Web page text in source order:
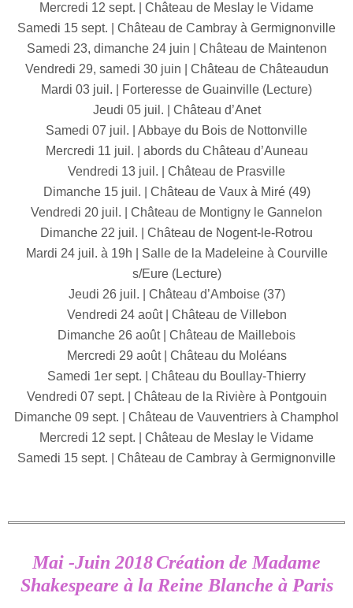
Mercredi 12 sept. | Château de Meslay le Vidame
Samedi 15 sept. | Château de Cambray à Germignonville
Samedi 23, dimanche 24 juin | Château de Maintenon
Vendredi 29, samedi 30 juin | Château de Châteaudun
Mardi 03 juil. | Forteresse de Guainville (Lecture)
Jeudi 05 juil. | Château d’Anet
Samedi 07 juil. | Abbaye du Bois de Nottonville
Mercredi 11 juil. | abords du Château d’Auneau
Vendredi 13 juil. | Château de Prasville
Dimanche 15 juil. | Château de Vaux à Miré (49)
Vendredi 20 juil. | Château de Montigny le Gannelon
Dimanche 22 juil. | Château de Nogent-le-Rotrou
Mardi 24 juil. à 19h | Salle de la Madeleine à Courville
s/Eure (Lecture)
Jeudi 26 juil. | Château d’Amboise (37)
Vendredi 24 août | Château de Villebon
Dimanche 26 août | Château de Maillebois
Mercredi 29 août | Château du Moléans
Samedi 1er sept. | Château du Boullay-Thierry
Vendredi 07 sept. | Château de la Rivière à Pontgouin
Dimanche 09 sept. | Château de Vauventriers à Champhol
Mercredi 12 sept. | Château de Meslay le Vidame
Samedi 15 sept. | Château de Cambray à Germignonville
Mai -Juin 2018Création de Madame
Shakespeare à la Reine Blanche à Paris